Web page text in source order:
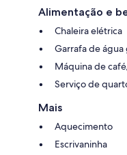
Alimentação e
Chaleira elétrica
Garrafa de água
Máquina de
Serviço de
Mais
Aquecimento
Escrivaninha